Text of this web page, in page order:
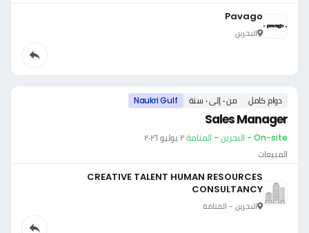
Pavago
البحرين
دوام كامل من ٠ إلى ٠ سنة Naukri Gulf
Sales Manager
On-site - البحرين - المنامة ·٢ يوليو ٢٠٢٦
المبيعات
CREATIVE TALENT HUMAN RESOURCES
CONSULTANCY
البحرين - المنامة